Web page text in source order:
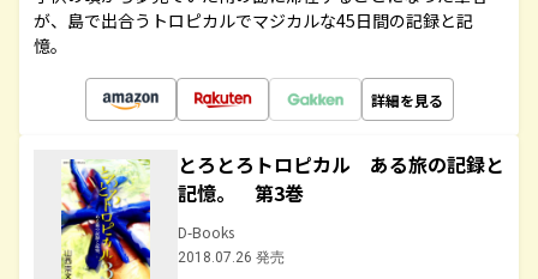
が、島で出合うトロピカルでマジカルな45日間の記録と記
憶。
詳細を見る
とろとろトロピカル ある旅の記録と
記憶。 第3巻
D-Books
2018.07.26 発売